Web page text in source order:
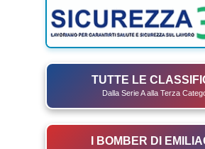
TUTTE LE
Dalla Serie A alla Terza
I BOMBER DI